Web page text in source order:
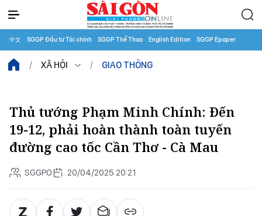
中文 SGGP Đầu tư Tài chính SGGP Thể Thao English Edition SGGP Epaper
XÃ HỘI GIAO THÔNG
Thủ tướng Phạm Minh Chính: Đến
19-12, phải hoàn thành toàn tuyến
đường cao tốc Cần Thơ - Cà Mau
SGGPO 20/04/2025 20:21